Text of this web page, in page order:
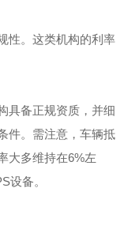
性。这类机构的利率
具备正规资质，并细
件。需注意，车辆抵
大多维持在6%左
设备。